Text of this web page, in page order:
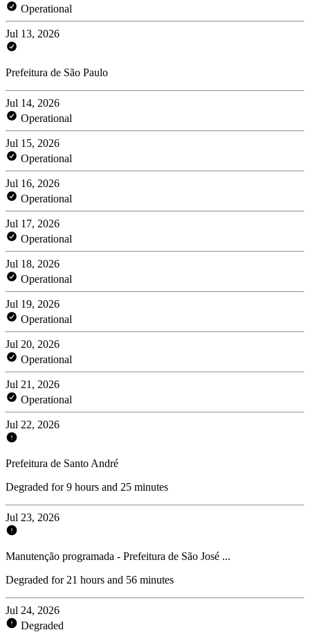
Operational
Jul 13, 2026
Prefeitura de São Paulo
Jul 14, 2026
Operational
Jul 15, 2026
Operational
Jul 16, 2026
Operational
Jul 17, 2026
Operational
Jul 18, 2026
Operational
Jul 19, 2026
Operational
Jul 20, 2026
Operational
Jul 21, 2026
Operational
Jul 22, 2026
Prefeitura de Santo André
Degraded for 9 hours and 25 minutes
Jul 23, 2026
Manutenção programada - Prefeitura de São José ...
Degraded for 21 hours and 56 minutes
Jul 24, 2026
Degraded